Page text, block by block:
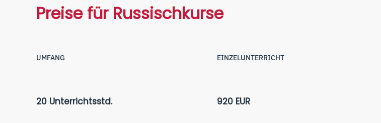
Preise für Russischkurse
UMFANG EINZELUNTERRICHT
20 Unterrichtsstd. 920 EUR